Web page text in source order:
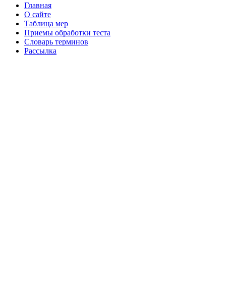
Главная
О сайте
Таблица мер
Приемы обработки теста
Словарь терминов
Рассылка